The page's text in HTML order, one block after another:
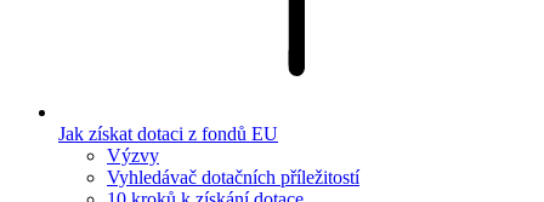
Jak získat dotaci z fondů EU
Výzvy
Vyhledávač dotačních příležitostí